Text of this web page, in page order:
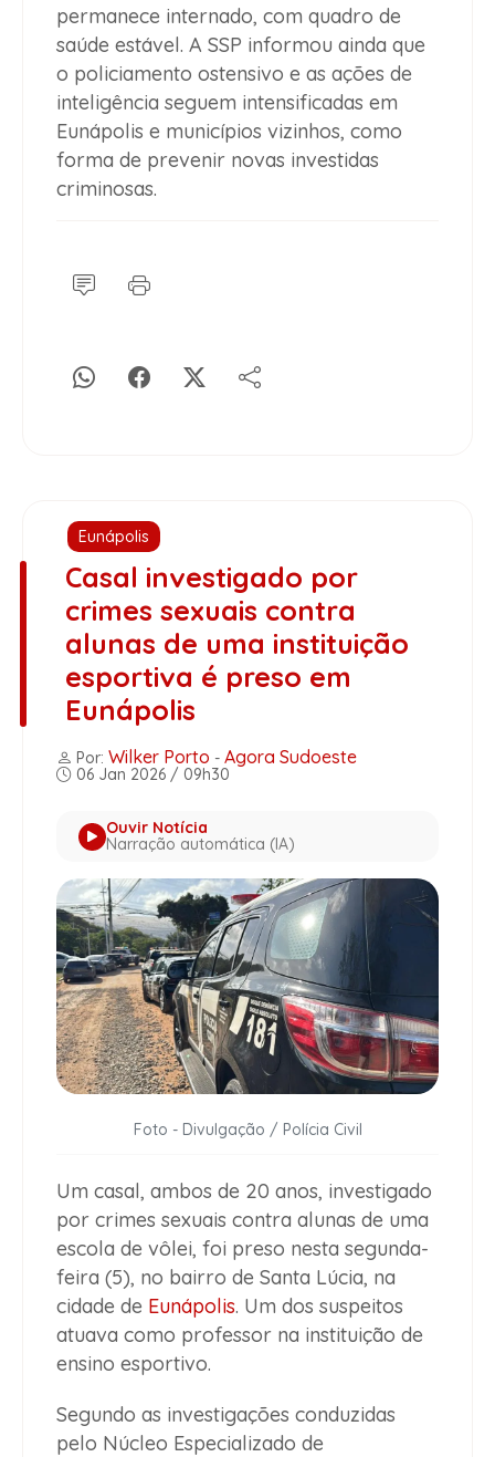
permanece internado, com quadro de
saúde estável. A SSP informou ainda que
o policiamento ostensivo e as ações de
inteligência seguem intensificadas em
Eunápolis e municípios vizinhos, como
forma de prevenir novas investidas
criminosas.
Eunápolis
Casal investigado por
crimes sexuais contra
alunas de uma instituição
esportiva é preso em
Eunápolis
Por: Wilker Porto - Agora Sudoeste
06 Jan 2026 / 09h30
Ouvir Notícia
Narração automática (IA)
Foto - Divulgação / Polícia Civil
Um casal, ambos de 20 anos, investigado
por crimes sexuais contra alunas de uma
escola de vôlei, foi preso nesta segunda-
feira (5), no bairro de Santa Lúcia, na
cidade de Eunápolis. Um dos suspeitos
atuava como professor na instituição de
ensino esportivo.
Segundo as investigações conduzidas
pelo Núcleo Especializado de